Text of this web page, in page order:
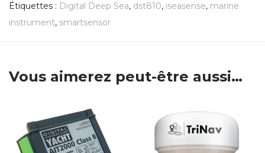
Étiquettes : Digital Deep Sea, dst810, iseasense, marine
instrument, smartsensor
Vous aimerez peut-être aussi…